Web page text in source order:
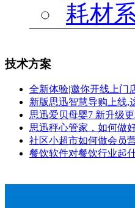
耗材
技术方案
全新体验|邀你开线上门
新版思迅智慧导购上线,
思迅爱贝母婴7 新升级
思迅秤心管家，如何做
社区小超市如何做会员
餐饮软件对餐饮行业起